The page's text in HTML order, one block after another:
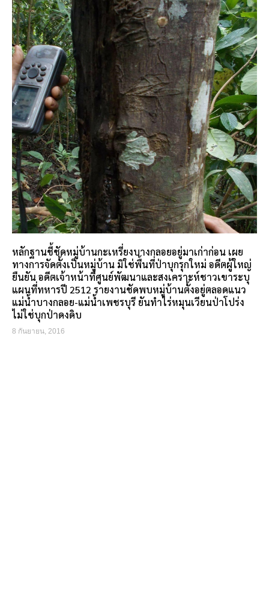
หลักฐานชี้ชัดหมู่บ้านกะเหรี่ยงบางกลอยอยู่มาเก่าก่อน เผย
ทางการจัดตั้งเป็นหมู่บ้าน มิใช่พื้นที่ป่าบุกรุกใหม่ อดีตผู้ใหญ่
ยืนยัน อดีตเจ้าหน้าที่ศูนย์พัฒนาและสงเคราะห์ชาวเขาระบุ
แผนที่ทหารปี 2512 รายงานชัดพบหมู่บ้านตั้งอยู่ตลอดแนว
แม่น้ำบางกลอย-แม่น้ำเพชรบุรี ยันทำไร่หมุนเวียนป่าโปร่ง
ไม่ใช่บุกป่าดงดิบ
8 กันยายน, 2016